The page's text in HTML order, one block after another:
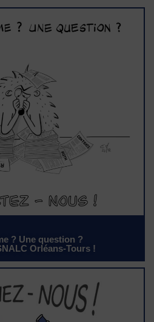
? Une question ?
Orléans-Tours !